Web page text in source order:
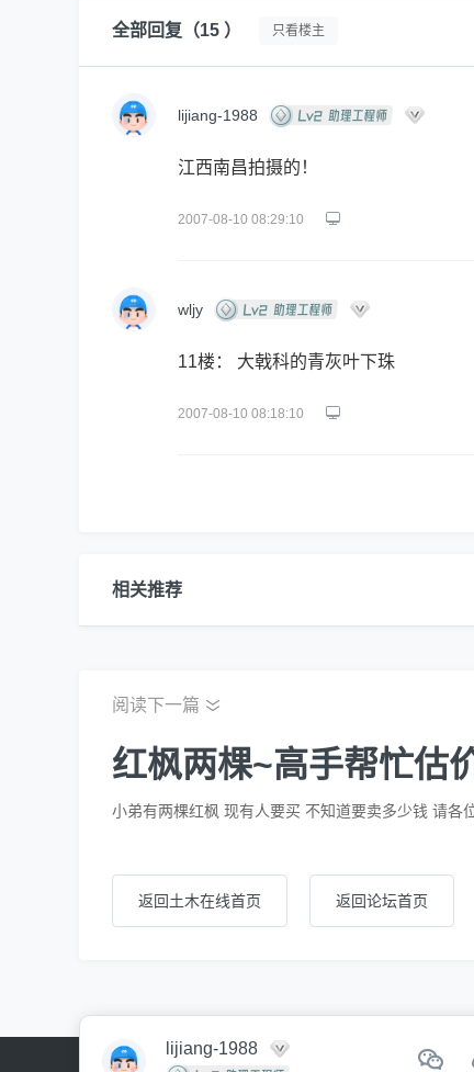
全部回复 （15 ） 只看楼主
lijiang-1988
江西南昌拍摄的！
2007-08-10 08:29:10
wljy
11楼： 大戟科的青灰叶下珠
2007-08-10 08:18:10
相关推荐
阅读下一篇
红枫两棵~高手帮忙估
小弟有两棵红枫 现有人要买 不知道要卖多少钱 请各
返回土木在线首页 返回论坛首页
lijiang-1988